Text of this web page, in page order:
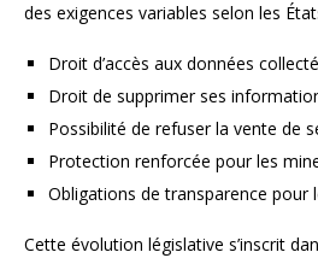
des exigences variables selon les
Droit d’accès aux données
Droit de supprimer ses
Possibilité de refuser la vente de
Protection renforcée pour les
Obligations de transparence pour
Cette évolution législative s’inscrit